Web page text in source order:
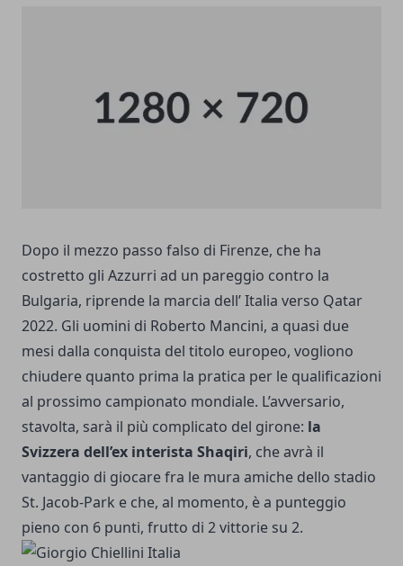
Dopo il mezzo passo falso di Firenze, che ha
costretto gli Azzurri ad un pareggio contro la
Bulgaria, riprende la marcia dell’ Italia verso Qatar
2022. Gli uomini di Roberto Mancini, a quasi due
mesi dalla conquista del titolo europeo, vogliono
chiudere quanto prima la pratica per le qualificazioni
al prossimo campionato mondiale. L’avversario,
stavolta, sarà il più complicato del girone: la
Svizzera dell’ex interista Shaqiri, che avrà il
vantaggio di giocare fra le mura amiche dello stadio
St. Jacob-Park e che, al momento, è a punteggio
pieno con 6 punti, frutto di 2 vittorie su 2.